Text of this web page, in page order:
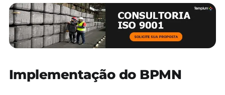
Implementação do BPMN